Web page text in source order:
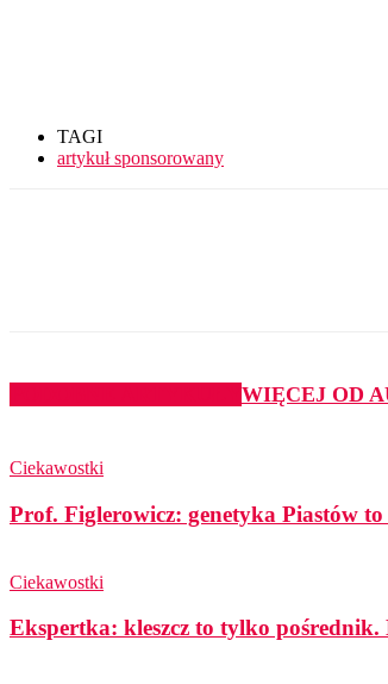
TAGI
artykuł sponsorowany
WIĘCEJ OD
Ciekawostki
Prof. Figlerowicz: genetyka Piastów
Ciekawostki
Ekspertka: kleszcz to tylko